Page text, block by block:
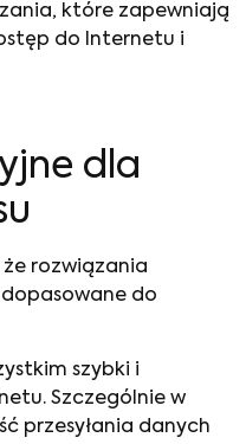
które zapewniają
do Internetu i
dla
że rozwiązania
do
szybki i
Szczególnie w
przesyłania danych